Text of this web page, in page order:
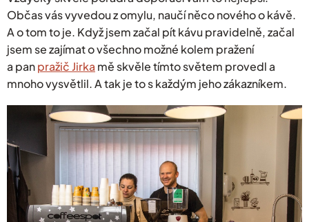
Občas vás vyvedou z omylu, naučí něco nového o kávě.
A o tom to je. Když jsem začal pít kávu pravidelně, začal
jsem se zajímat o všechno možné kolem pražení
a panpražič Jirka mě skvěle tímto světem provedl a
mnoho vysvětlil. A tak je to s každým jeho zákazníkem.